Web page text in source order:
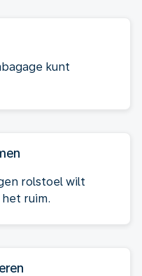
kunt
rolstoel wilt
ruim.